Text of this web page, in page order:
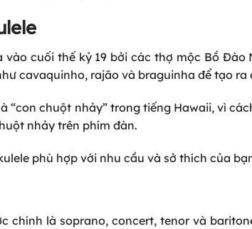
cuối thế kỷ 19 bởi các thợ mộc Bồ Đào
cavaquinho, rajão và braguinha để tạo ra
“con chuột nhảy” trong tiếng Hawaii, vì
nhảy trên phím đàn.
phù hợp với nhu cầu và sở thích của
chính là soprano, concert, tenor và